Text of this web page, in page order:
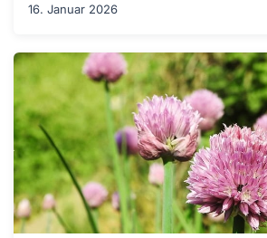
16. Januar 2026